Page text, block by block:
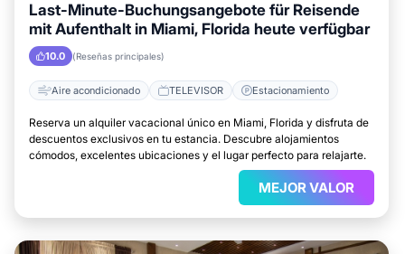
Last-Minute-Buchungsangebote für Reisende
mit Aufenthalt in Miami, Florida heute verfügbar
10.0 (Reseñas principales)
Aire acondicionado TELEVISOR Estacionamiento
Reserva un alquiler vacacional único en Miami, Florida y disfruta de
descuentos exclusivos en tu estancia. Descubre alojamientos
cómodos, excelentes ubicaciones y el lugar perfecto para relajarte.
MEJOR VALOR